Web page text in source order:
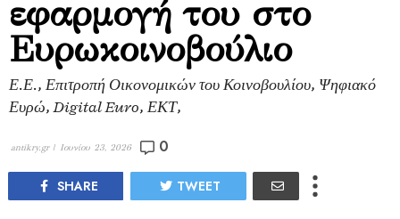
εφαρμογή του στο
Ευρωκοινοβούλιο
Ε.Ε., Επιτροπή Οικονομικών του Κοινοβουλίου, Ψηφιακό
Ευρώ, Digital Euro, ΕΚΤ,
antikry.gr | Ιουνίου 23, 2026 0
SHARE TWEET